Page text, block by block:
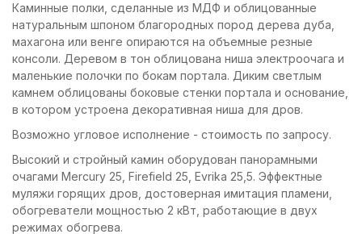
Каминные полки, сделанные из МДФ и облицованные
натуральным шпоном благородных пород дерева дуба,
махагона или венге опираются на объемные резные
консоли. Деревом в тон облицована ниша электроочага и
маленькие полочки по бокам портала. Диким светлым
камнем облицованы боковые стенки портала и основание,
в котором устроена декоративная ниша для дров.
Возможно угловое исполнение - стоимость по запросу.
Высокий и стройный камин оборудован панорамными
очагами Mercury 25, Firefield 25, Evrika 25,5. Эффектные
муляжи горящих дров, достоверная имитация пламени,
обогреватели мощностью 2 кВт, работающие в двух
режимах обогрева.